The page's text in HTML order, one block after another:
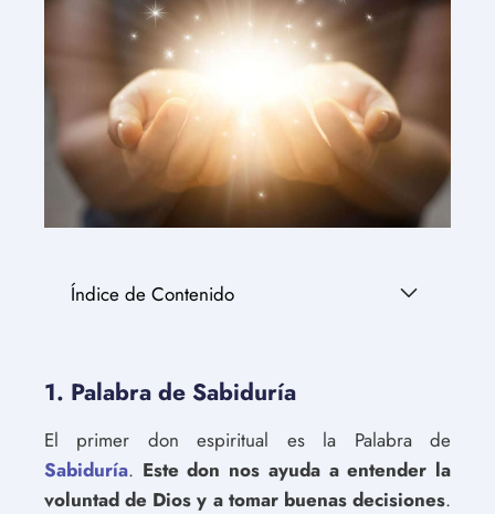
Índice de Contenido
1. Palabra de Sabiduría
El primer don espiritual es la Palabra de
Sabiduría. Este don nos ayuda a entender la
voluntad de Dios y a tomar buenas decisiones.